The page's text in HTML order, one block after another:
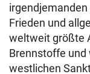
Frieden und
weltweit größte
Brennstoffe und
westlichen